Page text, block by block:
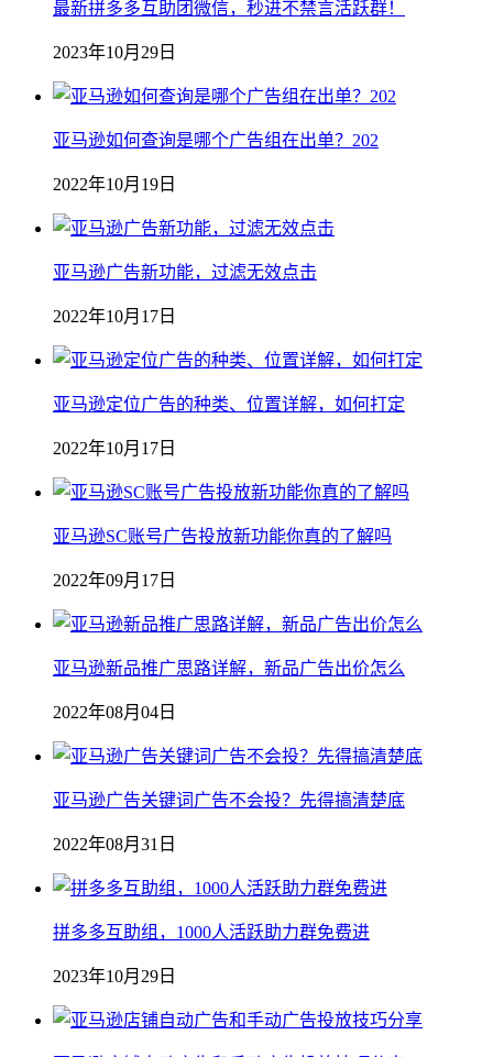
最新拼多多互助团微信，秒进不禁言活跃群！
2023年10月29日
亚马逊如何查询是哪个广告组在出单？202
2022年10月19日
亚马逊广告新功能，过滤无效点击
2022年10月17日
亚马逊定位广告的种类、位置详解，如何打定
2022年10月17日
亚马逊SC账号广告投放新功能你真的了解吗
2022年09月17日
亚马逊新品推广思路详解，新品广告出价怎么
2022年08月04日
亚马逊广告关键词广告不会投？先得搞清楚底
2022年08月31日
拼多多互助组，1000人活跃助力群免费进
2023年10月29日